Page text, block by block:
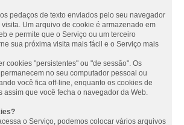
pedaços de texto enviados pelo seu navegador
Um arquivo de cookie é armazenado em
e permite que o Serviço ou um terceiro
sua próxima visita mais fácil e o Serviço mais
cookies "persistentes" ou "de sessão". Os
no seu computador pessoal ou
você fica off-line, enquanto os cookies de
assim que você fecha o navegador da Web.
o Serviço, podemos colocar vários arquivos